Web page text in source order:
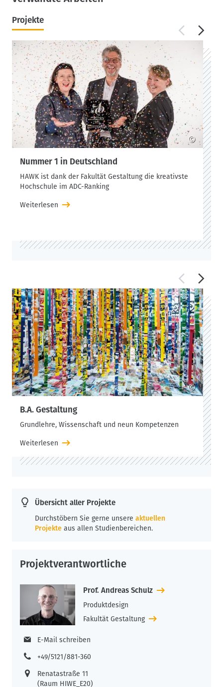
Projekte
©
Nummer 1 in Deutschland
HAWK ist dank der Fakultät Gestaltung die kreativste
Hochschule im ADC-Ranking
Weiterlesen
©
B.A. Gestaltung
Grundlehre, Wissenschaft und neun Kompetenzen
Weiterlesen
Übersicht aller Projekte
Durchstöbern Sie gerne unsere aktuellen
Projekte aus allen Studienbereichen.
Projektverantwortliche
Prof. Andreas Schulz
Produktdesign
Fakultät Gestaltung
E-Mail schreiben
+49/5121/881-360
Renatastraße 11
(Raum HIWE_E20)